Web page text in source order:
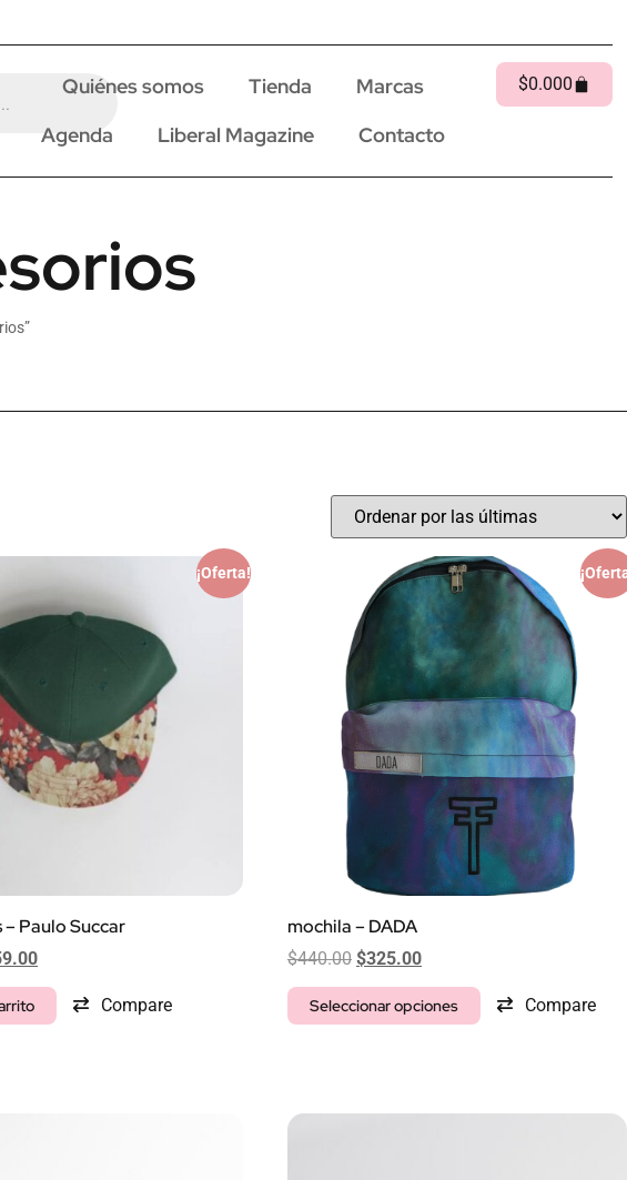
Quiénes somos Tienda
Marcas
Agenda
Liberal Magazine Contacto
$0.000
¡Oferta!
Paulo Succar
Compare
mochila – DADA
$440.00 $325.00
Seleccionar opciones Compare